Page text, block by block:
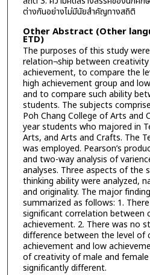
ต่างกันอย่างไม่มีนัยสำคัญทางสถิติ
Other Abstract (Other
ETD)
The purposes of this study
relation¬ship between
achievement, to compare the
high achievement group and
and to compare such ability
students. The subjects
Poh Chang College of Arts and
year students who majored in
Arts, and Arts and Crafts. The
was employed. Pearson’s
and two-way analysis of
analyses. Three aspects of the
thinking ability were analyzed,
and originality. The major
summarized as follows: 1.
significant correlation between
achievement. 2. There was no
difference between the level of
achievement and low
of creativity of male and
significantly different.